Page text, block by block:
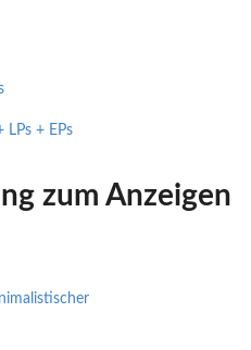
LPs + EPs
zum Anzeigen